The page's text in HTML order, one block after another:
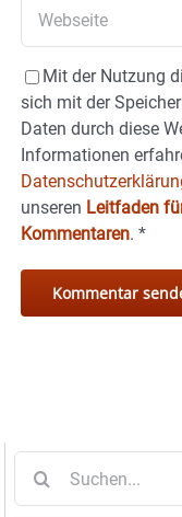
Mit der Nutzung
sich mit der
Daten durch diese
Informationen
unseren Leitfaden
Kommentaren. *
nach: